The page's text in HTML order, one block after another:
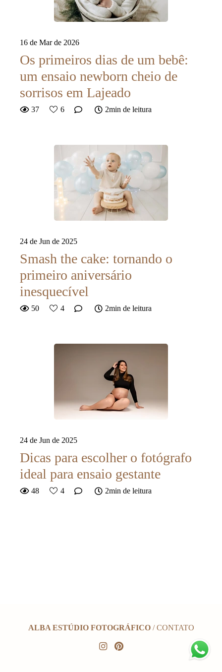
16 de Mar de 2026
Os primeiros dias de um bebê:
um ensaio newborn cheio de
sorrisos em Lajeado
37 6 2min de leitura
24 de Jun de 2025
Smash the cake: tornando o
primeiro aniversário
inesquecível
50 4 2min de leitura
24 de Jun de 2025
Dicas para escolher o fotógrafo
ideal para ensaio gestante
48 4 2min de leitura
ALBA ESTÚDIO FOTOGRÁFICO/CONTATO